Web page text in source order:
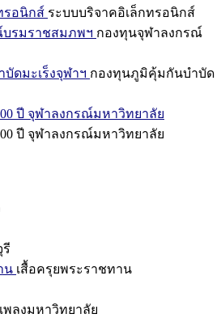
รอนิกส์ ระบบบริจาคอิเล็กทรอนิกส์
รมราชสมภพฯ กองทุนจุฬาลงกรณ์
ดมะเร็งจุฬาฯ กองทุนภูมิคุ้มกันบำบัด
ปี จุฬาลงกรณ์มหาวิทยาลัย
ปี จุฬาลงกรณ์มหาวิทยาลัย
น เสื้อครุยพระราชทาน
เพลงมหาวิทยาลัย